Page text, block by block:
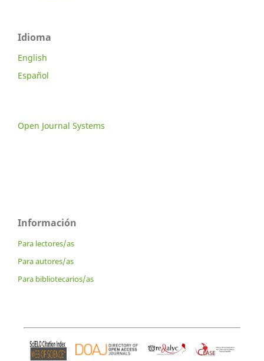
Idioma
English
Español
Open Journal Systems
Información
Para lectores/as
Para autores/as
Para bibliotecarios/as